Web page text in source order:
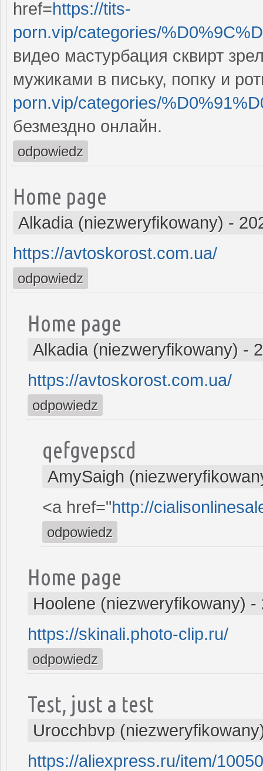
href=https://tits-
porn.vip/categories/
видео мастурбация сквирт
мужиками в письку, попку и
porn.vip/categories/
безмездно онлайн.
odpowiedz
Home page
Alkadia (niezweryfikowany) -
https://avtoskorost.com.ua/
odpowiedz
Home page
Alkadia (niezweryfikowany) -
https://avtoskorost.com.ua/
odpowiedz
qefgvepscd
AmySaigh
<a href="http://
odpowiedz
Home page
Hoolene (niezweryfikowany) -
https://skinali.photo-clip.ru/
odpowiedz
Test, just a test
Urocchbvp
https://aliexpress.ru/item/